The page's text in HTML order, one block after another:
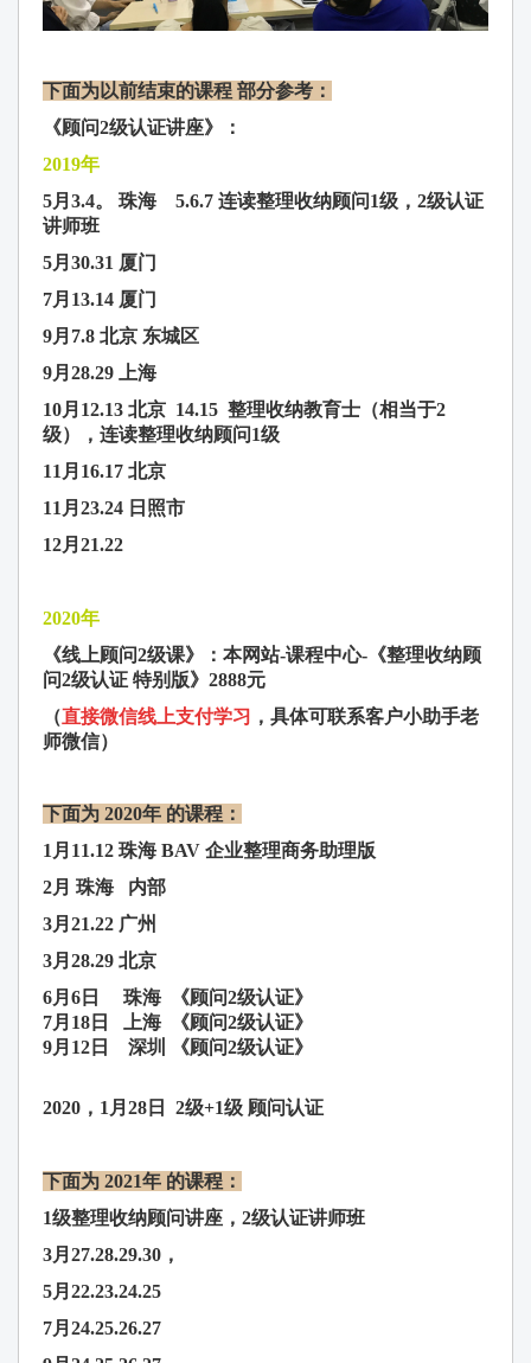
下面为以前结束的课程 部分参考：
《顾问2级认证讲座》：
2019年
5月3.4。 珠海 5.6.7 连读整理收纳顾问1级，2级认证
讲师班
5月30.31 厦门
7月13.14 厦门
9月7.8 北京 东城区
9月28.29 上海
10月12.13 北京 14.15 整理收纳教育士（相当于2
级），连读整理收纳顾问1级
11月16.17 北京
11月23.24 日照市
12月21.22
2020年
《线上顾问2级课》：本网站-课程中心-《整理收纳顾
问2级认证 特别版》2888元
（直接微信线上支付学习 ，具体可联系客户小助手老
师微信）
下面为 2020年 的课程：
1月11.12 珠海 BAV 企业整理商务助理版
2月 珠海 内部
3月21.22 广州
3月28.29 北京
6月6日
珠海 《顾问2级认证》
7月18日
上海 《顾问2级认证》
9月12日
深圳 《顾问2级认证》
2020， 1月28日 2级+1级 顾问认证
下面为 2021年 的课程：
1级整理收纳顾问讲座，2级认证讲师班
3月27.28.29.30，
5月22.23.24.25
7月24.25.26.27